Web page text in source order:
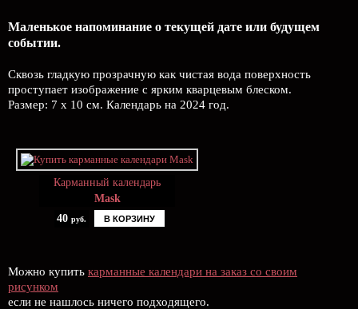
Маленькое напоминание о текущей дате или будущем
событии.
Сквозь гладкую прозрачную как чистая вода поверхность
проступает изображение с ярким кварцевым блеском.
Размер: 7 х 10 см. Календарь на 2024 год.
Карманный календарь
Mask
40 руб. В КОРЗИНУ
Можно купить карманные календари на заказ со своим
рисунком
если не нашлось ничего подходящего.